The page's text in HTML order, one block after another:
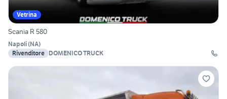
Vetrina
Scania R 580
Napoli(NA)
Rivenditore DOMENICO TRUCK